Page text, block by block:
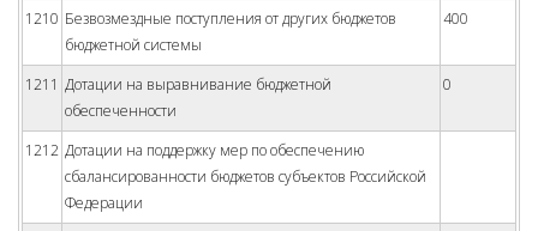
1210 Безвозмездные поступления от других бюджетов
бюджетной системы
400
1211 Дотации на выравнивание бюджетной
обеспеченности
0
1212 Дотации на поддержку мер по обеспечению
сбалансированности бюджетов субъектов Российской
Федерации